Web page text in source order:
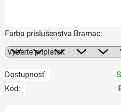
Farba príslušenstva Bramac:
Dostupnosť
Kód: